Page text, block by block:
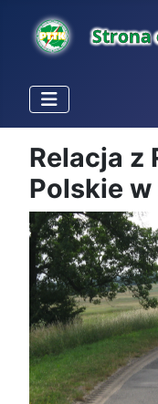
Relacja z
Polskie